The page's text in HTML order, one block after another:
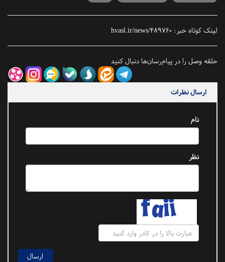
لینک کوتاه خبر: hvasl.ir/news/489760
حلقه وصل را در پیام‌رسان‌ها دنبال کنید
ارسال نظرات
نام
نظر